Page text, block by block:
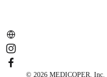
© 2026 MEDICOPER,